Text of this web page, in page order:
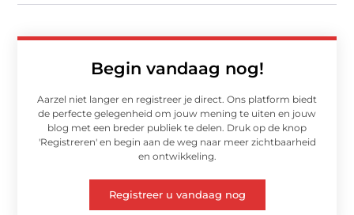
Begin vandaag nog!
Aarzel niet langer en registreer je direct. Ons platform biedt
de perfecte gelegenheid om jouw mening te uiten en jouw
blog met een breder publiek te delen. Druk op de knop
'Registreren' en begin aan de weg naar meer zichtbaarheid
en ontwikkeling.
Registreer u vandaag nog